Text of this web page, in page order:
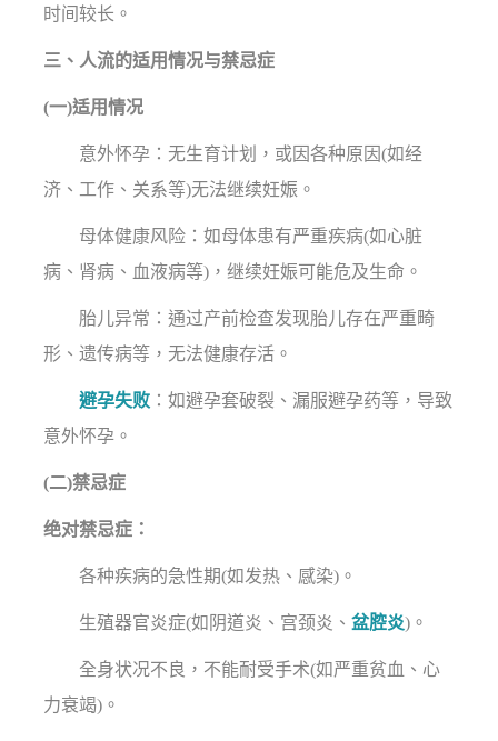
时间较长。
三、人流的适用情况与禁忌症
(一)适用情况
意外怀孕：无生育计划，或因各种原因(如经
济、工作、关系等)无法继续妊娠。
母体健康风险：如母体患有严重疾病(如心脏
病、肾病、血液病等)，继续妊娠可能危及生命。
胎儿异常：通过产前检查发现胎儿存在严重畸
形、遗传病等，无法健康存活。
避孕失败 ：如避孕套破裂、漏服避孕药等，导致
意外怀孕。
(二)禁忌症
绝对禁忌症：
各种疾病的急性期(如发热、感染)。
生殖器官炎症(如阴道炎、宫颈炎、盆腔炎)。
全身状况不良，不能耐受手术(如严重贫血、心
力衰竭)。